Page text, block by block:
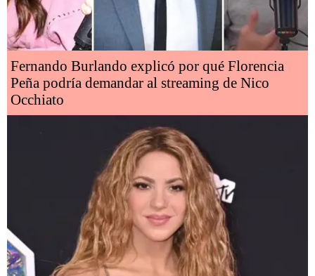
Fernando Burlando explicó por qué Florencia
Peña podría demandar al streaming de Nico
Occhiato